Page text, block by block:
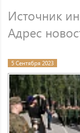
Источник
Адрес
5 Сентября 2023